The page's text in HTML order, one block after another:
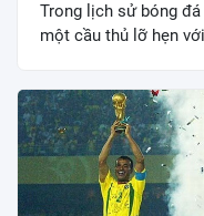
Trong lịch sử bóng
một cầu thủ lỡ hẹn